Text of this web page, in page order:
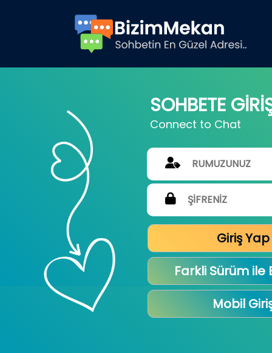
SOHBETE
Connect to Chat
Giriş Yap
Farkli Sürüm ile
Mobil